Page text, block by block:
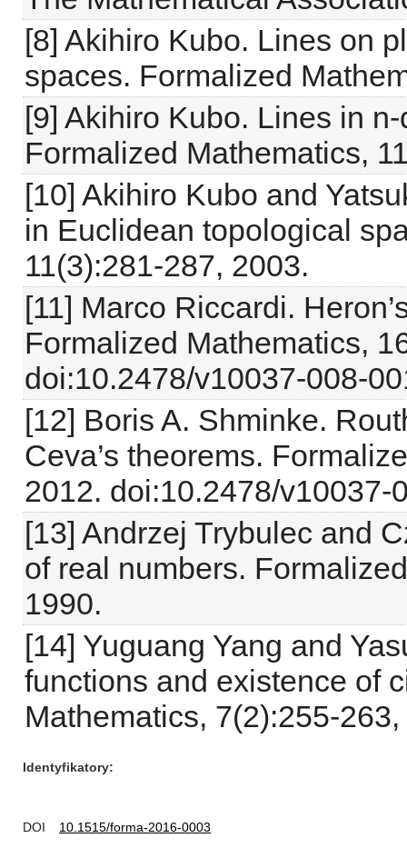
[8] Akihiro Kubo. Lines on
spaces. Formalized
[9] Akihiro Kubo. Lines in
Formalized Mathematics,
[10] Akihiro Kubo and
in Euclidean topological
11(3):281-287, 2003.
[11] Marco Riccardi.
Formalized Mathematics,
doi:10.2478/v10037-008-
[12] Boris A. Shminke.
Ceva’s theorems.
2012. doi:10.2478/v10037-
[13] Andrzej Trybulec and
of real numbers.
1990.
[14] Yuguang Yang and
functions and existence of
Mathematics, 7(2):255-
Identyfikatory
DOI
10.1515/forma-2016-0003